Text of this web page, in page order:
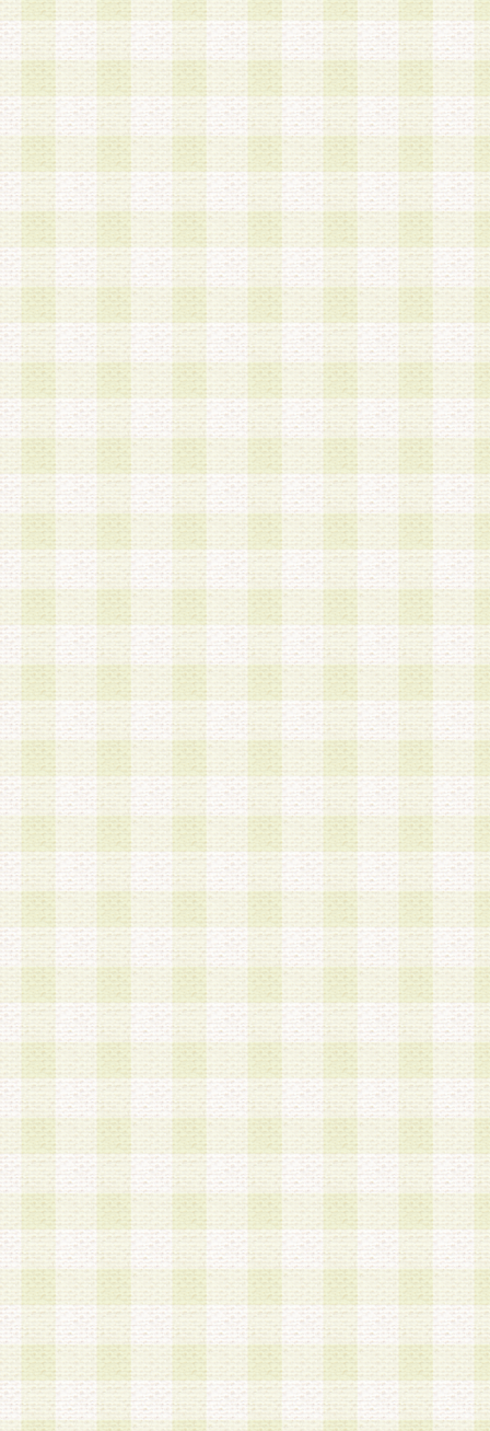
a.既に登録されている会員と同一のメールアドレ
録する場合
b.本サービスと同様のサービスを提供している企
業に従事していると思われる本人またはその家族
場合
c.その他当社が不適切と判断する場合
2.当社は、会員登録希望者を会員として承認する
した 場合、会員登録希望者による会員登録手続
による承認後の場合であっても、会員登録の取り
の抹消を、当社が適切と判 断する方法・手段に
とができるものとします。
3.会員登録希望者が18歳未満、成年被後見人、被
人 である場合は、親権者などの法定代理人の同
録を行うものとします。なお、義務教育学齢に該
者については、登録時に 当社が別途定める方法
権者による承認手続きを行うものとします。
第3条 会員の登録方法
1.会員登録手続きは、会員登録希望者本人が行う
る登録は一切認められないものとします。
2.会員登録希望者は、本規約に同意の後、当社指
画 面」において、当社が指定する必要事項を入
を行うものとします。当社は、会員登録を承認し
会員として本サービスを 受けるためのログイン
を付与します。
3.会員は、会員登録の際に申告する登録情報の全
いかなる虚偽の申告をも行ってはならないものと
4.会員は、複数のログインＩＤおよびパスワード
いものとします。
第4条 ログインIDおよびパスワードの管理
1.会員は、会員登録後、本サイト内にて本サービ
加する際には、前条に基づき当社から付与された
スワードを使用するものとします。
2.登録の際に当社が付与したログインIDおよびパ
の使用に関しては、全て会員本人がその責任を負
3.会員は、当社から付与されたログインIDおよび
貸与、名義変更、売買その他形態を問わず第三者
ならないものとします。
4.当社は、会員によるログインIDおよびパスワー
盗用など第三者の利用に伴う損害の発生について
き事由の有無、その他原因の如何を問わず、一切
のとします。
第5条 会員の登録情報
1.当社は、会員の登録情報に含まれる氏名・住所
アドレス等会員個人を識別できる情報を当社が別